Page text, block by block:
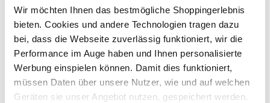
Wir möchten Ihnen das bestmögliche Shoppingerlebnis
bieten. Cookies und andere Technologien tragen dazu
bei, dass die Webseite zuverlässig funktioniert, wir die
Performance im Auge haben und Ihnen personalisierte
Werbung einspielen können. Damit dies funktioniert,
müssen Daten über unsere Nutzer, wie und auf welchen
Geräten sie unser Angebot nutzen, gespeichert werden.
Größe:
140 152 164 176
Anzahl:
Verfügbar